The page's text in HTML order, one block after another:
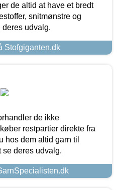
de altid at have et bredt
snitmønstre og
deres udvalg.
Stofgiganten.dk
de ikke
restpartier direkte fra
hos dem altid garn til
se deres udvalg.